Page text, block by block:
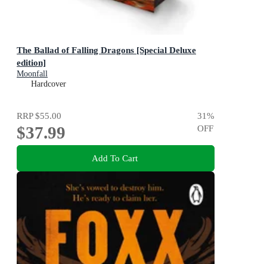
The Ballad of Falling Dragons [Special Deluxe
edition]
Moonfall
Hardcover
RRP$55.00
$37.99
31%
OFF
Add To Cart